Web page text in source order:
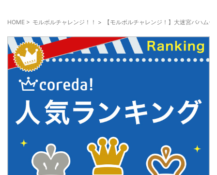
HOME > モルボルチャレンジ！！ > 【モルボルチャレンジ！】大迷宮バハム